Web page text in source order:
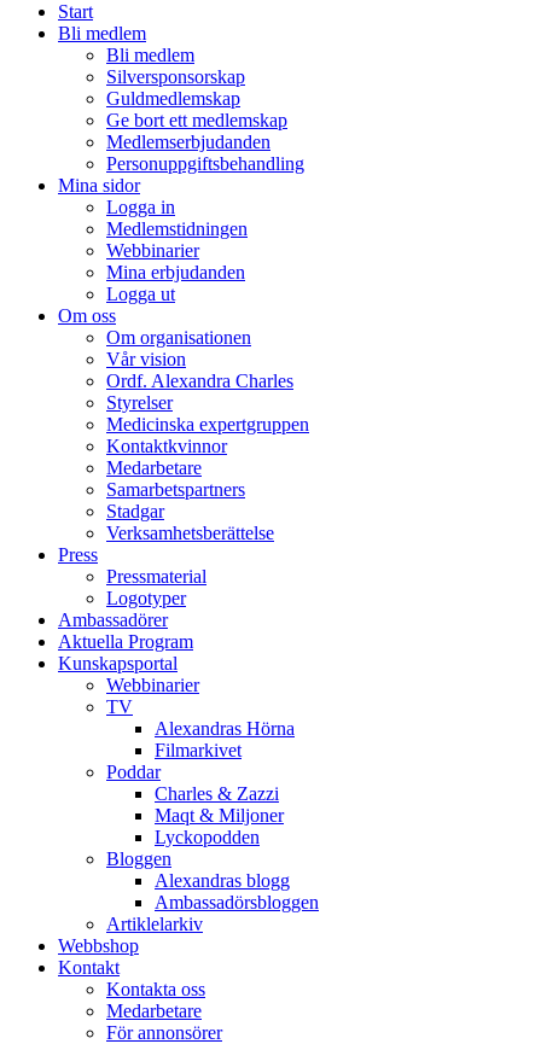
Start
Bli medlem
Bli medlem
Silversponsorskap
Guldmedlemskap
Ge bort ett medlemskap
Medlemserbjudanden
Personuppgiftsbehandling
Mina sidor
Logga in
Medlemstidningen
Webbinarier
Mina erbjudanden
Logga ut
Om oss
Om organisationen
Vår vision
Ordf. Alexandra Charles
Styrelser
Medicinska expertgruppen
Kontaktkvinnor
Medarbetare
Samarbetspartners
Stadgar
Verksamhetsberättelse
Press
Pressmaterial
Logotyper
Ambassadörer
Aktuella Program
Kunskapsportal
Webbinarier
TV
Alexandras Hörna
Filmarkivet
Poddar
Charles & Zazzi
Maqt & Miljoner
Lyckopodden
Bloggen
Alexandras blogg
Ambassadörsbloggen
Artiklelarkiv
Webbshop
Kontakt
Kontakta oss
Medarbetare
För annonsörer